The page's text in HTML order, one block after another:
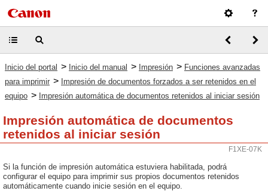
Inicio del portal > Inicio del manual > Impresión > Funciones avanzadas
para imprimir > Impresión de documentos forzados a ser retenidos en el
equipo > Impresión automática de documentos retenidos al iniciar sesión
Impresión automática de documentos
retenidos al iniciar sesión
F1XE-07K
Si la función de impresión automática estuviera habilitada, podrá
configurar el equipo para imprimir sus propios documentos retenidos
automáticamente cuando inicie sesión en el equipo.